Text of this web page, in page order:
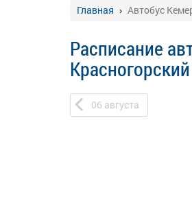
Главная Автобус
Расписание
Красногорский
06 августа